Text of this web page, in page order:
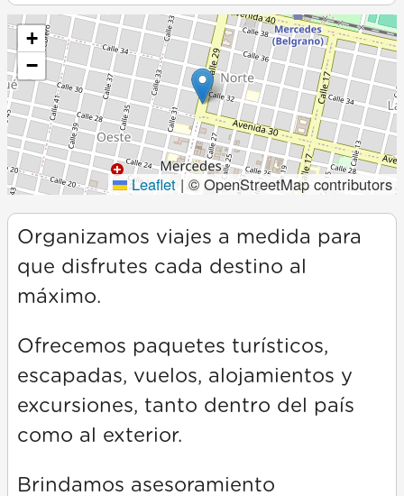
Organizamos viajes a medida para
que disfrutes cada destino al
máximo.
Ofrecemos paquetes turísticos,
escapadas, vuelos, alojamientos y
excursiones, tanto dentro del país
como al exterior.
Brindamos asesoramiento
+
−
Leaflet | © OpenStreetMap contributors